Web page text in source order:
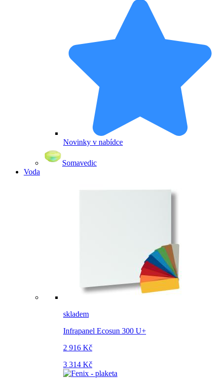
Novinky v nabídce
Somavedic
Voda
skladem
Infrapanel Ecosun 300 U+
2 916 Kč
3 314 Kč